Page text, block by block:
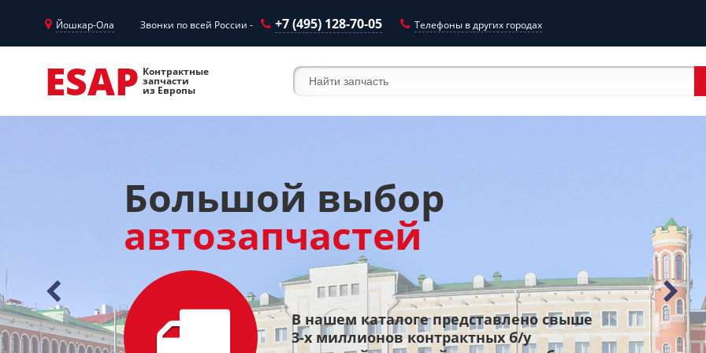
Йошкар-Ола Звонки по всей России - +7 (495) 128-70-05 Телефоны в других городах
ESAP Контрактные
запчасти
из Европы
доставку
и турбин до
Большой выбор
автозапчастей
В нашем каталоге представлено свыше
3-х миллионов контрактных б/у
поиск